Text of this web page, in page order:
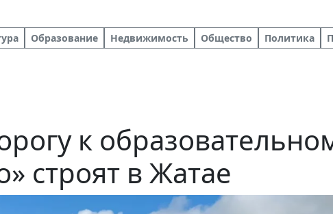
Образование Недвижимость Общество Политика
к
строят в Жатае